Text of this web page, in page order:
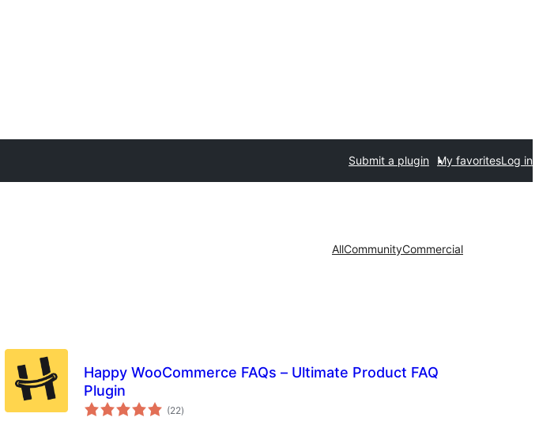
Submit a plugin My favoritesLog in
AllCommunityCommercial
Happy WooCommerce FAQs – Ultimate Product FAQ
Plugin
(22གདེང་
འཇོག་
)